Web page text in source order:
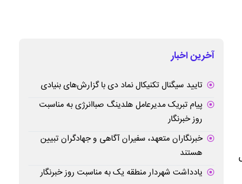
آخرین اخبار
تایید سیگنال تکنیکال نماد دی با گزارش‌های بنیادی
پیام تبریک مدیرعامل هلدینگ صباانرژی به مناسبت
روز خبرنگار
خبرنگاران متعهد، سفیران آگاهی و جهادگران تبیین
هستند
یادداشت شهردار منطقه یک به مناسبت روز خبرنگار